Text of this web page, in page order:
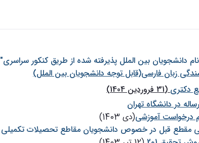
دانشجويان بين الملل پذيرفته شده از طريق كنكور سراسری"
زبان فارسی(قابل توجه دانشجویان بین الملل)
دکتری(31 فروردین 1404)
در دانشگاه تهران
درخواست آموزشی(دی 1403)
مقطع قبل در خصوص دانشجویان مقاطع تحصیلات تکمیلی